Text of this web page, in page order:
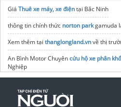
Giá Thuê xe máy, xe điệntại Bắc Ninh
thông tin chính thức norton parkgamuda
Xem thêm tại thanglongland.vnvề thị
An Bình Motor Chuyêncứu hộ xe phân
Nghiệp
royal enfieldViệt Nam